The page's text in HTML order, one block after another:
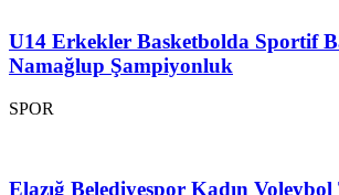
U14 Erkekler Basketbolda Sportif
Namağlup Şampiyonluk
SPOR
Elazığ Belediyespor Kadın Voleybol